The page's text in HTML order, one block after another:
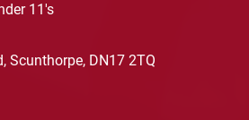
11's
Scunthorpe, DN17 2TQ